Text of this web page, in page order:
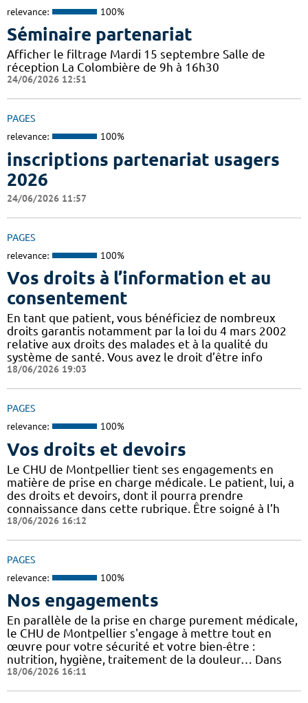
relevance: 100%
Séminaire partenariat
Afficher le filtrage Mardi 15 septembre Salle de
réception La Colombière de 9h à 16h30
24/06/2026 12:51
PAGES
relevance: 100%
inscriptions partenariat usagers
2026
24/06/2026 11:57
PAGES
relevance: 100%
Vos droits à l’information et au
consentement
En tant que patient, vous bénéficiez de nombreux
droits garantis notamment par la loi du 4 mars 2002
relative aux droits des malades et à la qualité du
système de santé. Vous avez le droit d’être info
18/06/2026 19:03
PAGES
relevance: 100%
Vos droits et devoirs
Le CHU de Montpellier tient ses engagements en
matière de prise en charge médicale. Le patient, lui, a
des droits et devoirs, dont il pourra prendre
connaissance dans cette rubrique. Être soigné à l’h
18/06/2026 16:12
PAGES
relevance: 100%
Nos engagements
En parallèle de la prise en charge purement médicale,
le CHU de Montpellier s'engage à mettre tout en
œuvre pour votre sécurité et votre bien-être :
nutrition, hygiène, traitement de la douleur… Dans
18/06/2026 16:11